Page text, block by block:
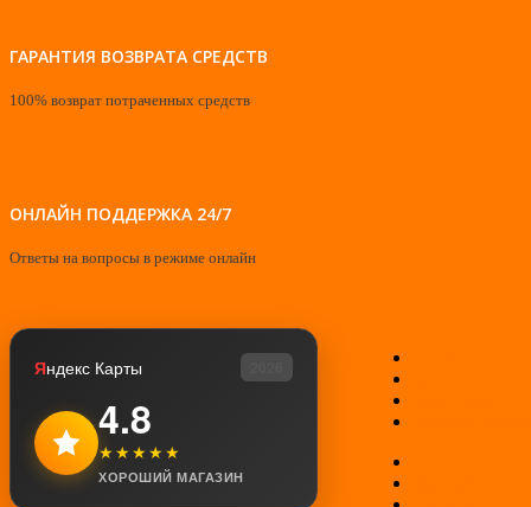
ГАРАНТИЯ ВОЗВРАТА СРЕДСТВ
100% возврат потраченных средств
ОНЛАЙН ПОДДЕРЖКА 24/7
Ответы на вопросы в режиме онлайн
Яндекс Карты
4.8
★★★★★
ХОРОШИЙ МАГАЗИН